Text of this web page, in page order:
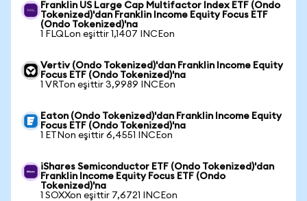
Franklin US Large Cap Multifactor Index ETF (Ondo
Tokenized)'dan Franklin Income Equity Focus ETF
(Ondo Tokenized)'na
1 FLQLon eşittir 1,1407 INCEon
Vertiv (Ondo Tokenized)'dan Franklin Income Equity
Focus ETF (Ondo Tokenized)'na
1 VRTon eşittir 3,9989 INCEon
Eaton (Ondo Tokenized)'dan Franklin Income Equity
Focus ETF (Ondo Tokenized)'na
1 ETNon eşittir 6,4551 INCEon
iShares Semiconductor ETF (Ondo Tokenized)'dan
Franklin Income Equity Focus ETF (Ondo
Tokenized)'na
1 SOXXon eşittir 7,6721 INCEon